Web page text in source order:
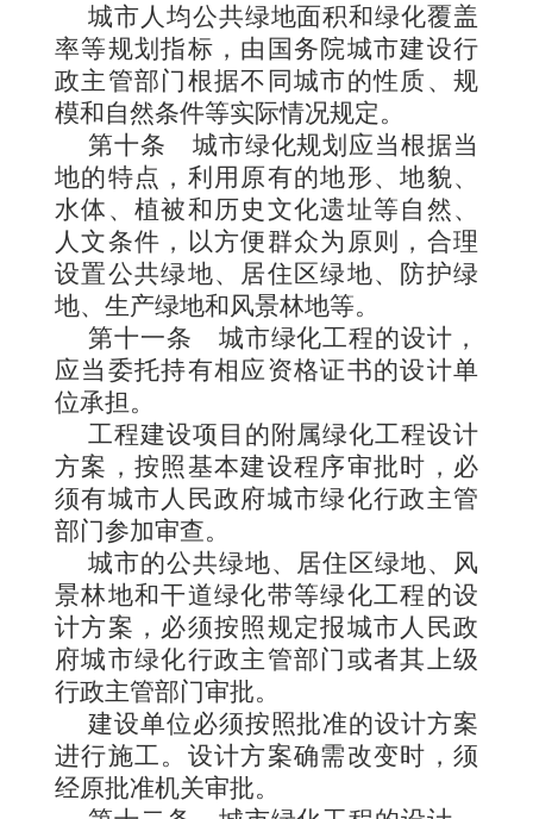
城市人均公共绿地面积和绿化覆盖
率等规划指标，由国务院城市建设行
政主管部门根据不同城市的性质、规
模和自然条件等实际情况规定。
第十条 城市绿化规划应当根据当
地的特点，利用原有的地形、地貌、
水体、植被和历史文化遗址等自然、
人文条件，以方便群众为原则，合理
设置公共绿地、居住区绿地、防护绿
地、生产绿地和风景林地等。
第十一条 城市绿化工程的设计，
应当委托持有相应资格证书的设计单
位承担。
工程建设项目的附属绿化工程设计
方案，按照基本建设程序审批时，必
须有城市人民政府城市绿化行政主管
部门参加审查。
城市的公共绿地、居住区绿地、风
景林地和干道绿化带等绿化工程的设
计方案，必须按照规定报城市人民政
府城市绿化行政主管部门或者其上级
行政主管部门审批。
建设单位必须按照批准的设计方案
进行施工。设计方案确需改变时，须
经原批准机关审批。